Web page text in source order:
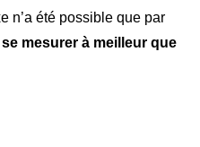
n’a été possible que par
se mesurer à meilleur que